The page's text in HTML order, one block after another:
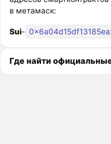
в метамаск:
Sui-
Где найти